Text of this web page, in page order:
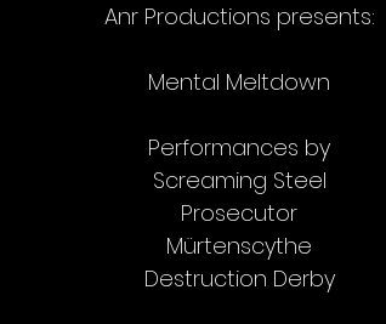
Anr Productions presents:
Mental Meltdown
Performances by
Screaming Steel
Prosecutor
Mürtenscythe
Destruction Derby